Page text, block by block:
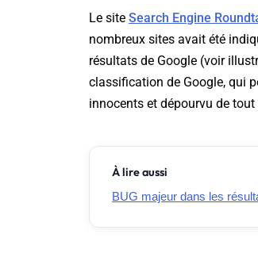
Le site Search Engine
nombreux sites avait été
résultats de Google (voir
classification de Google, qui
innocents et dépourvu de tout
À lire aussi
BUG majeur dans les